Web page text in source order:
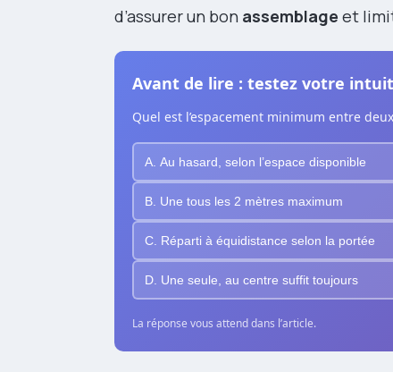
d’assurer un bon assemblage et
Avant de lire : testez votre
Quel est l’espacement minimum entre
A. Au hasard, selon l’espace disponible
B. Une tous les 2 mètres maximum
C. Réparti à équidistance selon la portée
D. Une seule, au centre suffit toujours
La réponse vous attend dans l’article.